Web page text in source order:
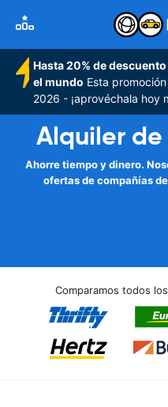
Hasta 20% de
el mundo Esta
2026 - ¡aprovéchala hoy
Alquiler de
Ahorre tiempo y dinero.
ofertas de compañías
Comparamos todos